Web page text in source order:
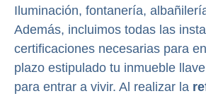
Iluminación, fontanería,
Además, incluimos todas las
certificaciones necesarias para
plazo estipulado tu inmueble
para entrar a vivir. Al realizar la